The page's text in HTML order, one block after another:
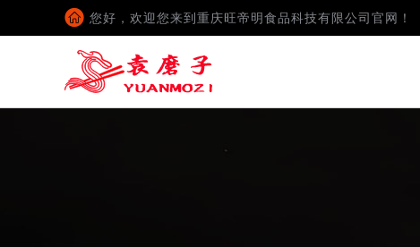
您好，欢迎您来到重庆旺帝明食品科技有限公司官网！